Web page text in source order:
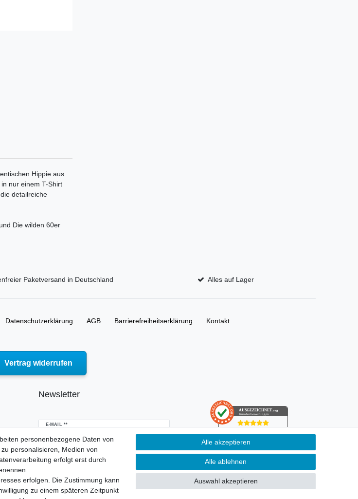
Hippie aus
nur einem T-Shirt
detailreiche
Die wilden 60er
Paketversand in Deutschland Alles auf Lager
Daten­schutz­erklärung AGB Barrierefreiheitserklärung Kontakt
Vertrag widerrufen
Newsletter
E-MAIL **
Newsletter
Hiermit bestätige ich, dass ich die
Daten­schutz­
erklärunggelesen habe. Meine Einwilligung kann ich
Abonnieren
AUSGEZEICHNET.org
Kundenbewertungen
4.91
68.357 Bewertungen
amazon.de
personenbezogene Daten von
personalisieren, Medien von
erfolgt erst durch
erfolgen. Die Zustimmung kann
zu einem späteren Zeitpunkt
Alle akzeptieren
Alle ablehnen
Auswahl akzeptieren